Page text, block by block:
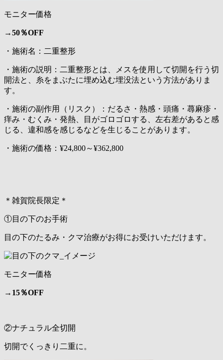
モニター価格
→50％OFF
・施術名：二重整形
・施術の説明：二重整形とは、メスを使用して切開を行う切
開法と、糸をまぶたに埋め込む埋没法という方法がありま
す。
・施術の副作用（リスク）：だるさ・熱感・頭痛・蕁麻疹・
痒み・むくみ・発熱、目がゴロゴロする、左右差があると感
じる、違和感を感じるなどを生じることがあります。
・施術の価格：¥24,800～¥362,800
＊雑賀院長限定＊
①目の下のお手術
目の下のたるみ・クマ治療がお得にお受けいただけます。
モニター価格
→ 15％OFF
②ナチュラル全切開
切開でくっきり二重に。